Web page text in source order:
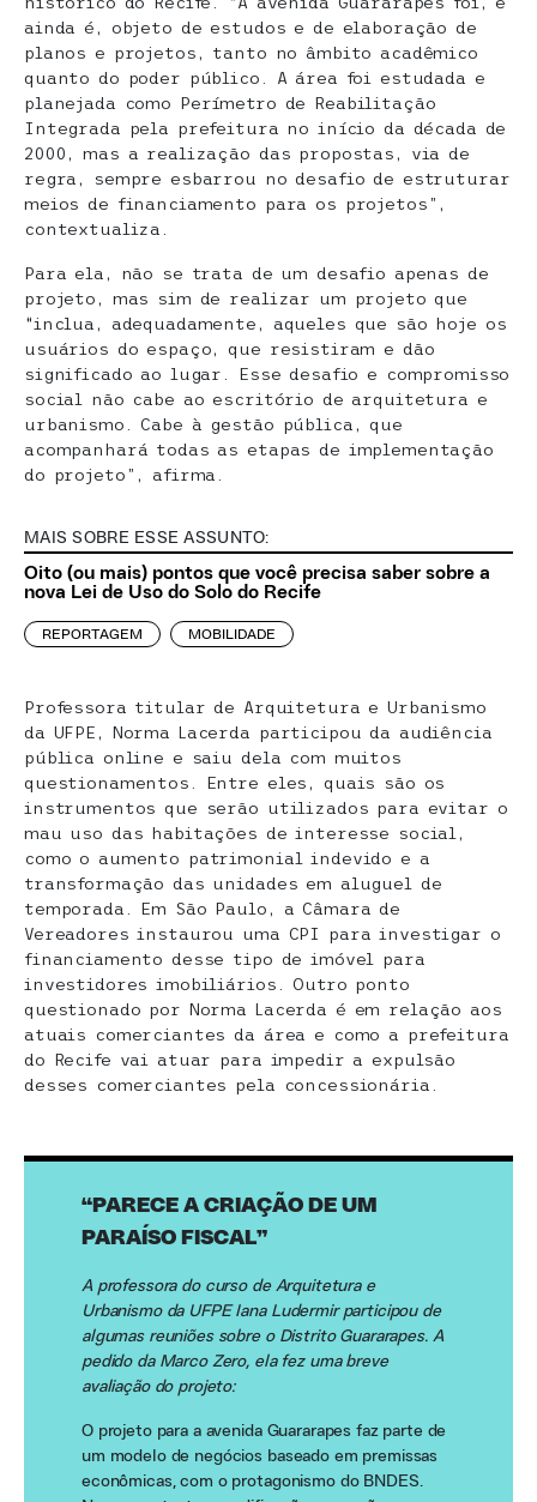
ainda é, objeto de estudos e de elaboração de
planos e projetos, tanto no âmbito acadêmico
quanto do poder público. A área foi estudada e
planejada como Perímetro de Reabilitação
Integrada pela prefeitura no início da década de
2000, mas a realização das propostas, via de
regra, sempre esbarrou no desafio de estruturar
meios de financiamento para os projetos”,
contextualiza.
Para ela, não se trata de um desafio apenas de
projeto, mas sim de realizar um projeto que
“inclua, adequadamente, aqueles que são hoje os
usuários do espaço, que resistiram e dão
significado ao lugar. Esse desafio e compromisso
social não cabe ao escritório de arquitetura e
urbanismo. Cabe à gestão pública, que
acompanhará todas as etapas de implementação
do projeto”, afirma.
MAIS SOBRE ESSE ASSUNTO:
Oito (ou mais) pontos que você precisa saber sobre a
nova Lei de Uso do Solo do Recife
REPORTAGEM MOBILIDADE
Professora titular de Arquitetura e Urbanismo
da UFPE, Norma Lacerda participou da audiência
pública online e saiu dela com muitos
questionamentos. Entre eles, quais são os
instrumentos que serão utilizados para evitar o
mau uso das habitações de interesse social,
como o aumento patrimonial indevido e a
transformação das unidades em aluguel de
temporada. Em São Paulo, a Câmara de
Vereadores instaurou uma CPI para investigar o
financiamento desse tipo de imóvel para
investidores imobiliários. Outro ponto
questionado por Norma Lacerda é em relação aos
atuais comerciantes da área e como a prefeitura
do Recife vai atuar para impedir a expulsão
desses comerciantes pela concessionária.
“PARECE A CRIAÇÃO DE UM
PARAÍSO FISCAL”
A professora do curso de Arquitetura e
Urbanismo da UFPE Iana Ludermir participou de
algumas reuniões sobre o Distrito Guararapes. A
pedido da Marco Zero, ela fez uma breve
avaliação do projeto:
O projeto para a avenida Guararapes faz parte de
um modelo de negócios baseado em premissas
econômicas, com o protagonismo do BNDES.